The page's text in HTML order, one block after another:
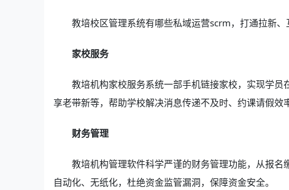
教培校区管理系统有哪些私域运营scrm，打通拉新
家校服务
教培机构家校服务系统一部手机链接家校，实现学
享老带新等，帮助学校解决消息传递不及时、约课请假效
财务管理
教培机构管理软件科学严谨的财务管理功能，从报
自动化、无纸化，杜绝资金监管漏洞，保障资金安全。